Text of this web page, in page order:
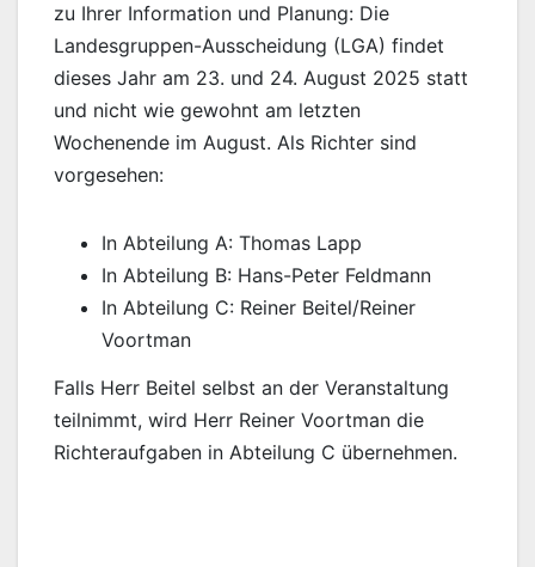
zu Ihrer Information und Planung: Die
Landesgruppen-Ausscheidung (LGA) findet
dieses Jahr am 23. und 24. August 2025 statt
und nicht wie gewohnt am letzten
Wochenende im August. Als Richter sind
vorgesehen:
In Abteilung A: Thomas Lapp
In Abteilung B: Hans-Peter Feldmann
In Abteilung C: Reiner Beitel/Reiner
Voortman
Falls Herr Beitel selbst an der Veranstaltung
teilnimmt, wird Herr Reiner Voortman die
Richteraufgaben in Abteilung C übernehmen.